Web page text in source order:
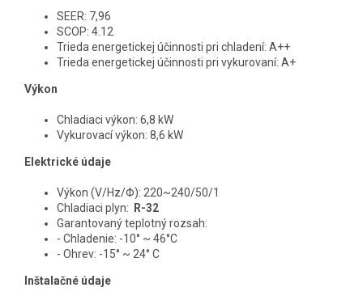
SEER: 7,96
SCOP: 4.12
Trieda energetickej účinnosti pri chladení: A++
Trieda energetickej účinnosti pri vykurovaní: A+
Výkon
Chladiaci výkon: 6,8 kW
Vykurovací výkon: 8,6 kW
Elektrické údaje
Výkon (V/Hz/Φ): 220~240/50/1
Chladiaci plyn:
R-32
Garantovaný teplotný rozsah:
- Chladenie: -10° ~ 46°C
- Ohrev: -15° ~ 24° C
Inštalačné údaje